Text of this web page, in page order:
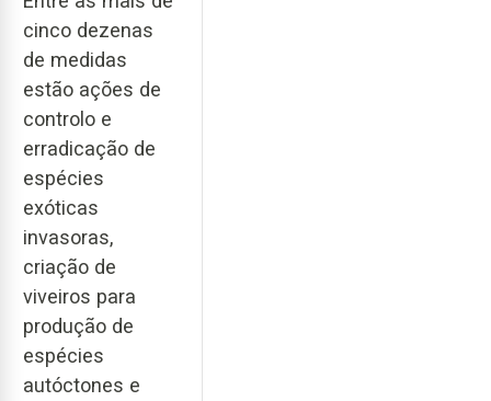
cinco dezenas
de medidas
estão ações de
controlo e
erradicação de
espécies
exóticas
invasoras,
criação de
viveiros para
produção de
espécies
autóctones e